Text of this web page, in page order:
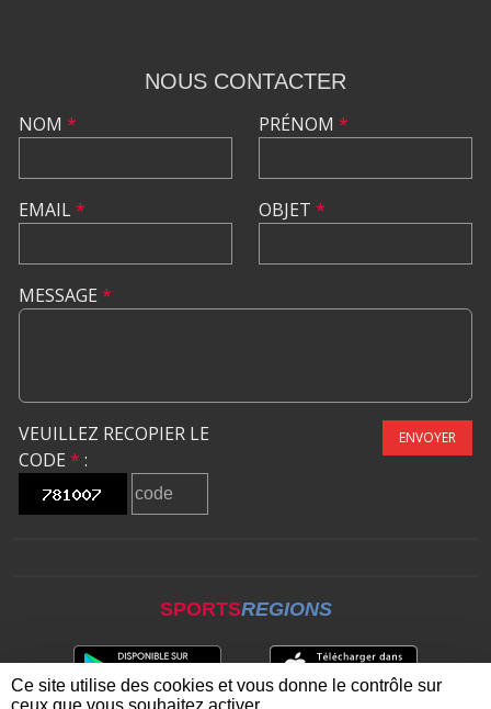
NOUS CONTACTER
NOM *
EMAIL*
PRÉNOM *
OBJET *
MESSAGE *
VEUILLEZ RECOPIER LE
CODE * :
ENVOYER
SPORTSREGIONS
Ce site utilise des cookies et vous donne le contrôle sur
ceux que vous souhaitez activer